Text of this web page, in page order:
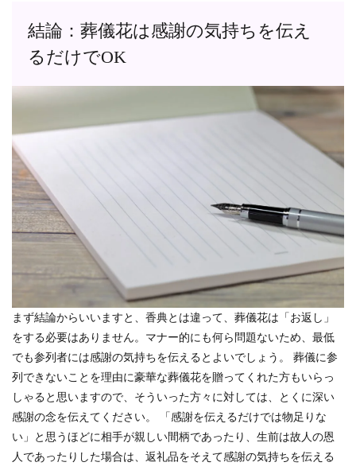
結論：葬儀花は感謝の気持ちを伝え
るだけでOK
まず結論からいいますと、香典とは違って、葬儀花は「お返し」
をする必要はありません。マナー的にも何ら問題ないため、最低
でも参列者には感謝の気持ちを伝えるとよいでしょう。 葬儀に参
列できないことを理由に豪華な葬儀花を贈ってくれた方もいらっ
しゃると思いますので、そういった方々に対しては、とくに深い
感謝の念を伝えてください。 「感謝を伝えるだけでは物足りな
い」と思うほどに相手が親しい間柄であったり、生前は故人の恩
人であったりした場合は、返礼品をそえて感謝の気持ちを伝える